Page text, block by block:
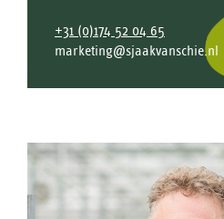
+31 (0)174 52 04 65
marketing@sjaakvanschie.nl